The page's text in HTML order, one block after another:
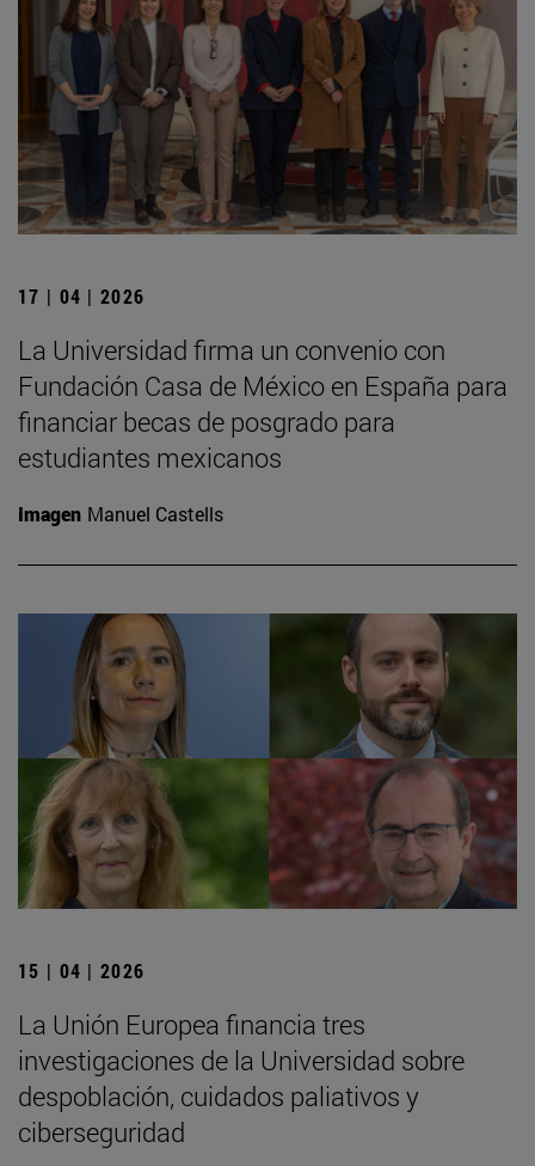
17 | 04 | 2026
La Universidad firma un convenio con
Fundación Casa de México en España para
financiar becas de posgrado para
estudiantes mexicanos
Imagen Manuel Castells
15 | 04 | 2026
La Unión Europea financia tres
investigaciones de la Universidad sobre
despoblación, cuidados paliativos y
ciberseguridad